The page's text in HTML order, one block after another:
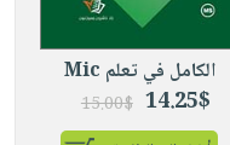
الكامل في تعلم Mic
14.25$
15.00$